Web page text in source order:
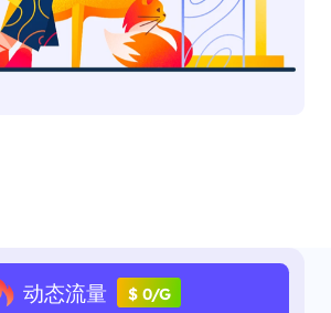
动态流量 $ 0/G